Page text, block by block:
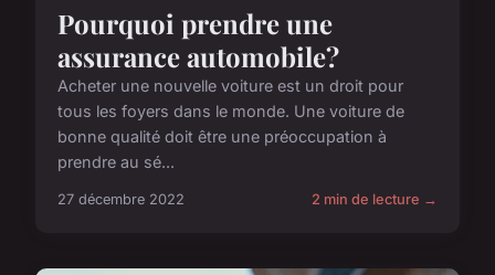
Pourquoi prendre une
assurance automobile?
Acheter une nouvelle voiture est un droit pour
tous les foyers dans le monde. Une voiture de
bonne qualité doit être une préoccupation à
prendre au sé...
27 décembre 2022 2 min de lecture →